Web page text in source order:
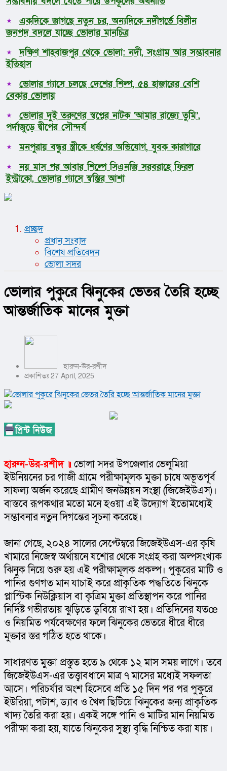
একদিকে জাগছে নতুন চর, অন্যদিকে নদীগর্ভে বিলীন
জনপদ বদলে যাচ্ছে ভোলার মানচিত্র
দক্ষিণ শাহবাজপুর থেকে ভোলা: নদী, সংগ্রাম আর সম্ভাবনার
ইতিহাস
ভোলার গ্যাসে চলছে দেশের শিল্প, ৫৪ হাজারের বেশি
বেকার ভোলায়
ভোলার দুই তরুণের স্বপ্নের নাটক ‘আমার রাজ্যে তুমি’,
পর্দাজুড়ে দ্বীপের সৌন্দর্য
মনপুরায় বন্ধুর স্ত্রীকে ধর্ষণের অভিযোগ, যুবক কারাগারে
নয় মাস পর আবার শিল্পে সিএনজি সরবরাহে ফিরল
ইন্ট্রাকো, ভোলার গ্যাসে স্বস্তির আশা
প্রচ্ছদ
প্রধান সংবাদ
বিশেষ প্রতিবেদন
ভোলা সদর
ভোলার পুকুরে ঝিনুকের ভেতর তৈরি হচ্ছে
আন্তর্জাতিক মানের মুক্তা
হারুন-উর-রশীদ
প্রকাশিতঃ 27 April, 2025
হারুন-উর-রশীদ ॥ভোলা সদর উপজেলার ভেলুমিয়া
ইউনিয়নের চর গাজী গ্রামে পরীক্ষামূলক মুক্তা চাষে অভূতপূর্ব
সাফল্য অর্জন করেছে গ্রামীণ জনউন্নয়ন সংস্থা (জিজেইউএস)।
বাস্তবে রূপকথার মতো মনে হওয়া এই উদ্যোগ ইতোমধ্যেই
সম্ভাবনার নতুন দিগন্তের সূচনা করেছে।
জানা গেছে, ২০২৪ সালের সেপ্টেম্বরে জিজেইউএস-এর কৃষি
খামারে নিজেস্ব অর্থায়নে যশোর থেকে সংগ্রহ করা অল্পসংখ্যক
ঝিনুক নিয়ে শুরু হয় এই পরীক্ষামূলক প্রকল্প। পুকুরের মাটি ও
পানির গুণগত মান যাচাই করে প্রাকৃতিক পদ্ধতিতে ঝিনুকে
প্লাস্টিক নিউক্লিয়াস বা কৃত্রিম মুক্তা প্রতিস্থাপন করে পানির
নির্দিষ্ট গভীরতায় ঝুড়িতে ডুবিয়ে রাখা হয়। প্রতিদিনের যতœ
ও নিয়মিত পর্যবেক্ষণের ফলে ঝিনুকের ভেতরে ধীরে ধীরে
মুক্তার স্তর গঠিত হতে থাকে।
সাধারণত মুক্তা প্রস্তুত হতে ৯ থেকে ১২ মাস সময় লাগে। তবে
জিজেইউএস-এর তত্ত্বাবধানে মাত্র ৭ মাসের মধ্যেই সফলতা
আসে। পরিচর্যার অংশ হিসেবে প্রতি ১৫ দিন পর পর পুকুরে
ইউরিয়া, পটাশ, ড্যাব ও খৈল ছিটিয়ে ঝিনুকের জন্য প্রাকৃতিক
খাদ্য তৈরি করা হয়। একই সঙ্গে পানি ও মাটির মান নিয়মিত
পরীক্ষা করা হয়, যাতে ঝিনুকের সুস্থ্য বৃদ্ধি নিশ্চিত করা যায়।